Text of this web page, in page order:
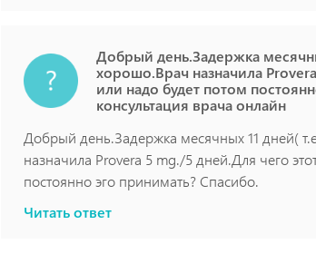
Добрый день.Задержка
хорошо.Врач назначила
или надо будет потом
консультация врача онлайн
Добрый день.Задержка месячных 11 дней(
назначила Provera 5 mg./5 дней.Для чего
постоянно эго принимать? Спасибо.
Читать ответ